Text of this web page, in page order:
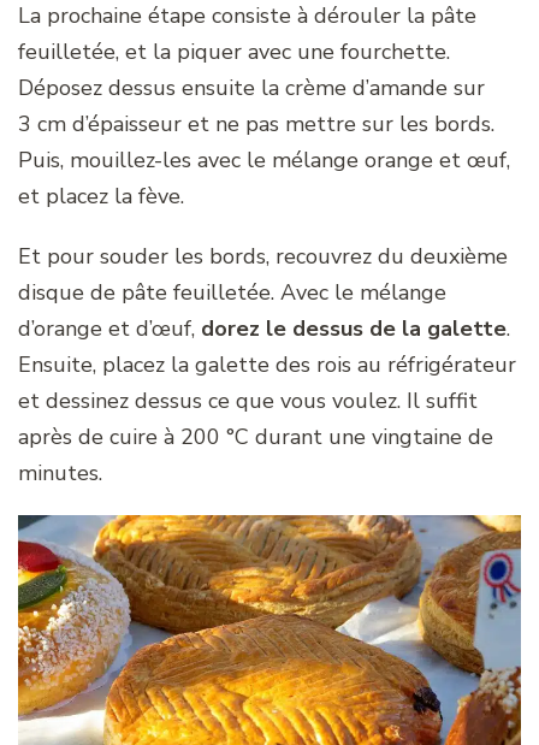
La prochaine étape consiste à dérouler la pâte
feuilletée, et la piquer avec une fourchette.
Déposez dessus ensuite la crème d’amande sur
3 cm d’épaisseur et ne pas mettre sur les bords.
Puis, mouillez-les avec le mélange orange et œuf,
et placez la fève.
Et pour souder les bords, recouvrez du deuxième
disque de pâte feuilletée. Avec le mélange
d’orange et d’œuf, dorez le dessus de la galette.
Ensuite, placez la galette des rois au réfrigérateur
et dessinez dessus ce que vous voulez. Il suffit
après de cuire à 200 °C durant une vingtaine de
minutes.